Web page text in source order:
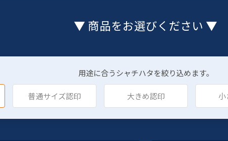
▼ 商品をお選びください ▼
用途に合うシャチハタを絞り込めます。
普通サイズ認印 大きめ認印